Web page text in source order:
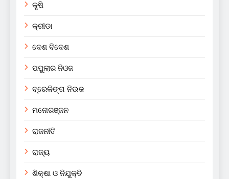
କୃଷି
କ୍ରୀଡା
ଦେଶ ବିଦେଶ
ପପୁଲାର ନିଓଜ
ବ୍ରେକିଙ୍ଗ ନିଉଜ
ମନୋରଞ୍ଜନ
ରାଜନୀତି
ରାଜ୍ୟ
ଶିକ୍ଷା ଓ ନିଯୁକ୍ତି